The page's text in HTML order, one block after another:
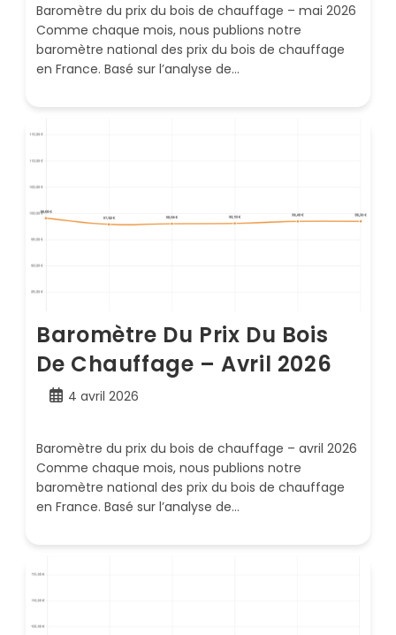
Baromètre du prix du bois de chauffage – mai 2026
Comme chaque mois, nous publions notre
baromètre national des prix du bois de chauffage
en France. Basé sur l’analyse de…
Baromètre Du Prix Du Bois
De Chauffage – Avril 2026
Publication
4 avril 2026
Baromètre du prix du bois de chauffage – avril 2026
Comme chaque mois, nous publions notre
baromètre national des prix du bois de chauffage
en France. Basé sur l’analyse de…